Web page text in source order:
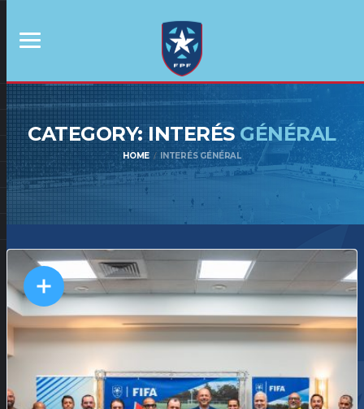
CATEGORY: INTERÉS GÉNÉRAL
HOME INTERÉS GÉNÉRAL